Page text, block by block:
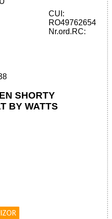
HOMME
SHORTY
BY WATTS
CUI:
RO49762654
Nr.ord.RC: